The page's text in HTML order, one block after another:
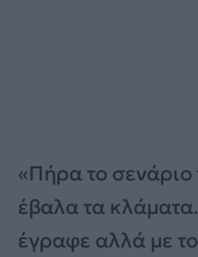
«Πήρα το σενάριο
έβαλα τα κλάματα.
έγραφε αλλά με